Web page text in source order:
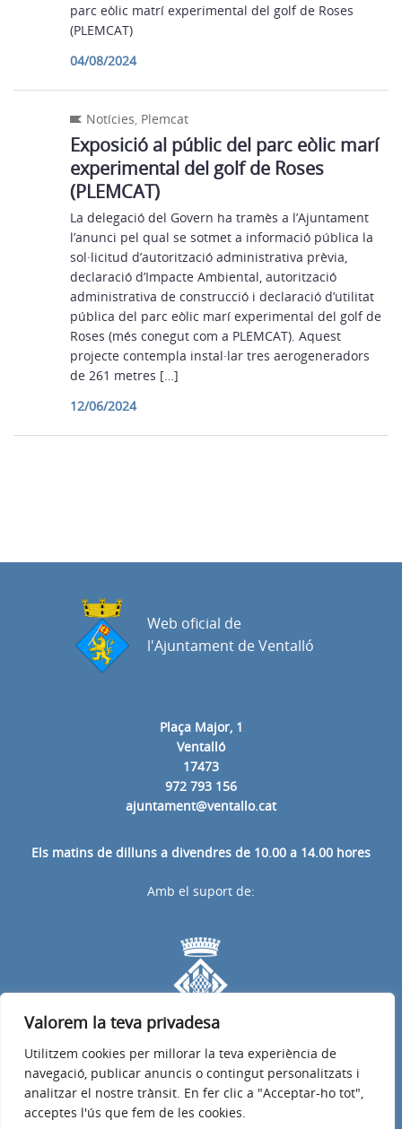
Valorem la teva privadesa
Utilitzem cookies per millorar la teva experiència de
navegació, publicar anuncis o contingut personalitzats i
analitzar el nostre trànsit. En fer clic a "Acceptar-ho tot",
acceptes l'ús que fem de les cookies.
parc eòlic matrí experimental del golf de Roses
(PLEMCAT)
04/08/2024
Notícies, Plemcat
Exposició al públic del parc eòlic marí
experimental del golf de Roses
(PLEMCAT)
La delegació del Govern ha tramès a l’Ajuntament
l’anunci pel qual se sotmet a informació pública la
sol·licitud d’autorització administrativa prèvia,
declaració d’Impacte Ambiental, autorització
administrativa de construcció i declaració d’utilitat
pública del parc eòlic marí experimental del golf de
Roses (més conegut com a PLEMCAT). Aquest
projecte contempla instal·lar tres aerogeneradors
de 261 metres […]
12/06/2024
Plaça Major, 1
Ventalló
17473
972 793 156
ajuntament@ventallo.cat
Els matins de dilluns a divendres de 10.00 a 14.00 hores
Web oficial de
l'Ajuntament de Ventalló
Avís legal Política de privacitat
Amb el suport de: